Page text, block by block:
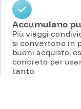
Accumulano
Più viaggi
si convertono in
buoni acquisto,
concreto per
tanto.